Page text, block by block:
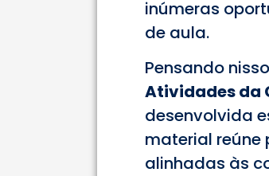
inúmeras
de aula.
Pensando
Atividades da
desenvolvida
material reúne
alinhadas às